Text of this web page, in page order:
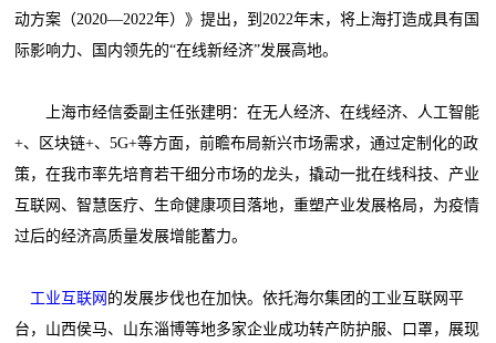
动方案（2020—2022年）》提出，到2022年末，将上海打造成具有国
际影响力、国内领先的“在线新经济”发展高地。
上海市经信委副主任张建明：在无人经济、在线经济、人工智能
+、区块链+、5G+等方面，前瞻布局新兴市场需求，通过定制化的政
策，在我市率先培育若干细分市场的龙头，撬动一批在线科技、产业
互联网、智慧医疗、生命健康项目落地，重塑产业发展格局，为疫情
过后的经济高质量发展增能蓄力。
工业互联网 的发展步伐也在加快。依托海尔集团的工业互联网平
台，山西侯马、山东淄博等地多家企业成功转产防护服、口罩，展现